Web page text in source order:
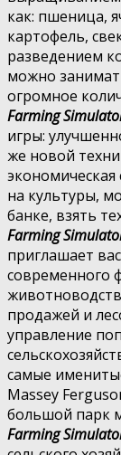
как: пшеница,
картофель,
разведением
можно
огромное
Farming
игры:
же новой
на культуры,
банке, взять
Farming
приглашает
современного
продажей и
управление
самые
Massey
большой парк
Farming